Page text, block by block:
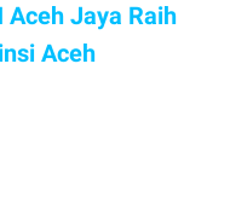
Aceh Jaya Raih
Aceh